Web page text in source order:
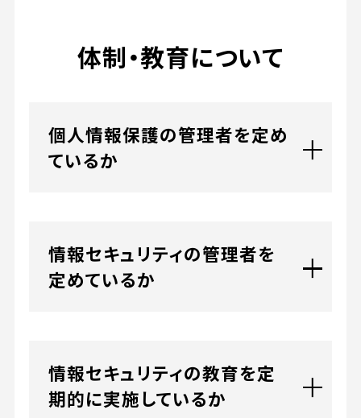
体制・教育について
個人情報保護の管理者を定め
ているか
情報セキュリティの管理者を
定めているか
情報セキュリティの教育を定
期的に実施しているか